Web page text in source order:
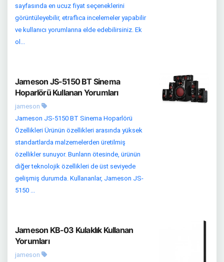
sayfasında en ucuz fiyat seçeneklerini
görüntüleyebilir, etraflıca incelemeler yapabilir
ve kullanıcı yorumlarına elde edebilirsiniz. Ek
ol...
Jameson JS-5150 BT Sinema
Hoparlörü Kullanan Yorumları
jameson
Jameson JS-5150 BT Sinema Hoparlörü
Özellikleri Ürünün özellikleri arasında yüksek
standartlarda malzemelerden üretilmiş
özellikler sunuyor. Bunların ötesinde, ürünün
diğer teknolojik özellikleri de üst seviyede
gelişmiş durumda. Kullananlar, Jameson JS-
5150 ...
Jameson KB-03 Kulaklık Kullanan
Yorumları
jameson